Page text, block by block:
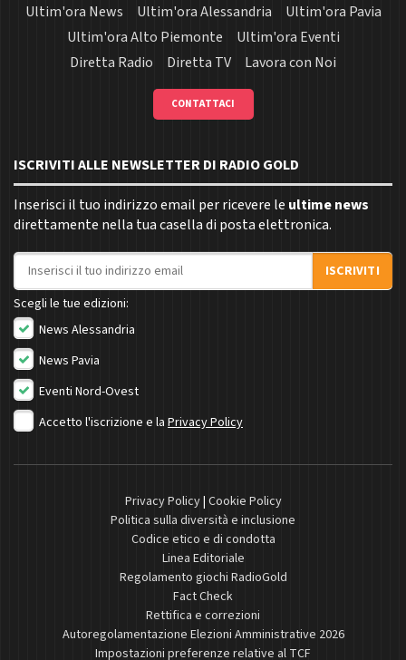
Ultim'ora News
Ultim'ora Alessandria
Ultim'ora Pavia
Ultim'ora Alto Piemonte
Ultim'ora Eventi
Diretta Radio
Diretta TV Lavora con Noi
CONTATTACI
ISCRIVITI ALLE NEWSLETTER DI RADIO GOLD
Inserisci il tuo indirizzo email per ricevere le ultime news
direttamente nella tua casella di posta elettronica.
Indirizzo email
ISCRIVITI
Scegli le tue edizioni:
News Alessandria
News Pavia
Eventi Nord-Ovest
Accetto l'iscrizione e la Privacy Policy
Privacy Policy| Cookie Policy
Politica sulla diversità e inclusione
Codice etico e di condotta
Linea Editoriale
Regolamento giochi RadioGold
Fact Check
Rettifica e correzioni
Autoregolamentazione Elezioni Amministrative 2026
Impostazioni preferenze relative al TCF